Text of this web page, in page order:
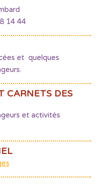
14 44
et quelques
CARNETS DES
et activités